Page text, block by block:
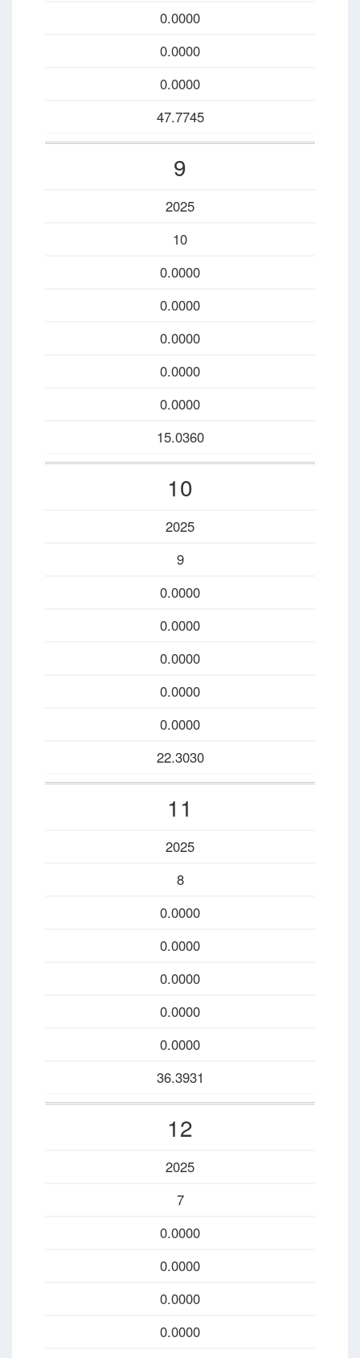
0.0000
0.0000
0.0000
47.7745
9
2025
10
0.0000
0.0000
0.0000
0.0000
0.0000
15.0360
10
2025
9
0.0000
0.0000
0.0000
0.0000
0.0000
22.3030
11
2025
8
0.0000
0.0000
0.0000
0.0000
0.0000
36.3931
12
2025
7
0.0000
0.0000
0.0000
0.0000